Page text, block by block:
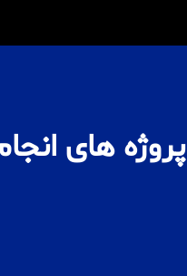
پروژه های